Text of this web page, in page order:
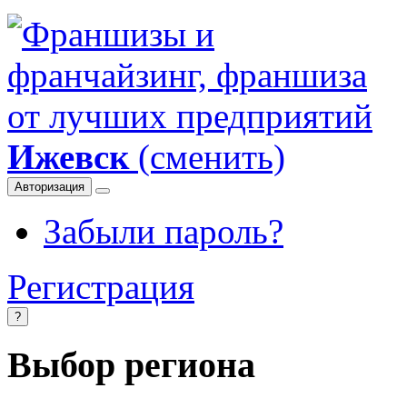
Ижевск(сменить)
Авторизация
Забыли пароль?
Регистрация
?
Выбор региона